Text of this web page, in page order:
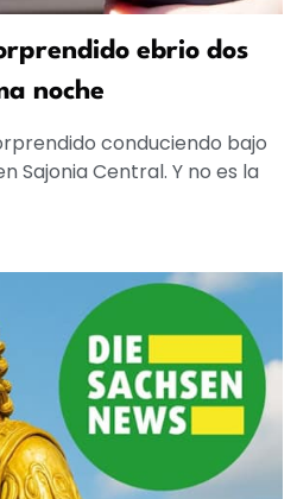
ebrio dos
noche
conduciendo bajo
Sajonia Central. Y no es la